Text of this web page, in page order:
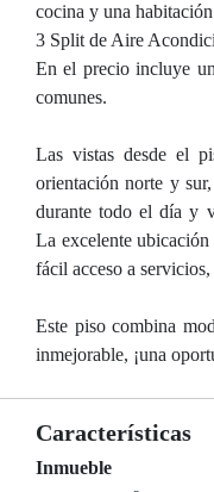
cocina y una
3 Split de Aire
En el precio incluye
comunes.
Las vistas desde el
orientación norte y
durante todo el día y
La excelente
fácil acceso a
Este piso combina
inmejorable, ¡una
Características
Inmueble